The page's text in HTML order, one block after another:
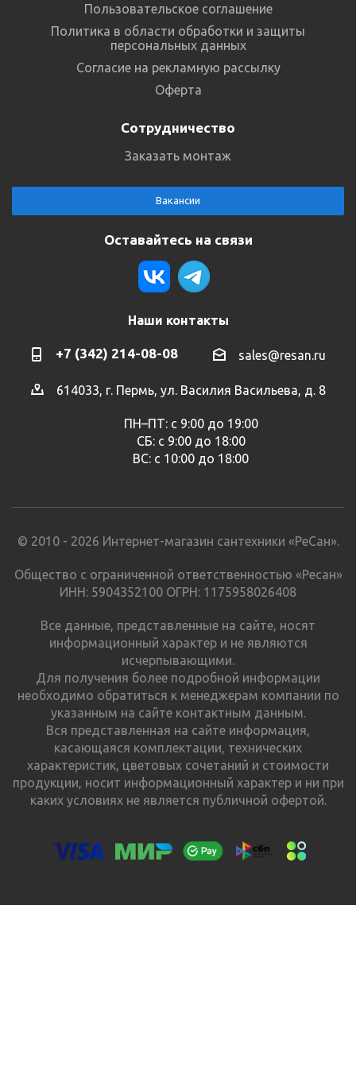
Пользовательское соглашение
Политика в области обработки и защиты
персональных данных
Согласие на рекламную рассылку
Оферта
Сотрудничество
Заказать монтаж
Вакансии
Оставайтесь на связи
Наши контакты
+7 (342) 214-08-08 sales@resan.ru
614033, г. Пермь, ул. Василия Васильева, д. 8
ПН–ПТ: с 9:00 до 19:00
СБ: с 9:00 до 18:00
ВС: с 10:00 до 18:00
© 2010 - 2026 Интернет-магазин сантехники «РеСан».
Общество с ограниченной ответственностью «Ресан»
ИНН: 5904352100 ОГРН: 1175958026408
Все данные, представленные на сайте, носят
информационный характер и не являются
исчерпывающими.
Для получения более подробной информации
необходимо обратиться к менеджерам компании по
указанным на сайте контактным данным.
Вся представленная на сайте информация,
касающаяся комплектации, технических
характеристик, цветовых сочетаний и стоимости
продукции, носит информационный характер и ни при
каких условиях не является публичной офертой.